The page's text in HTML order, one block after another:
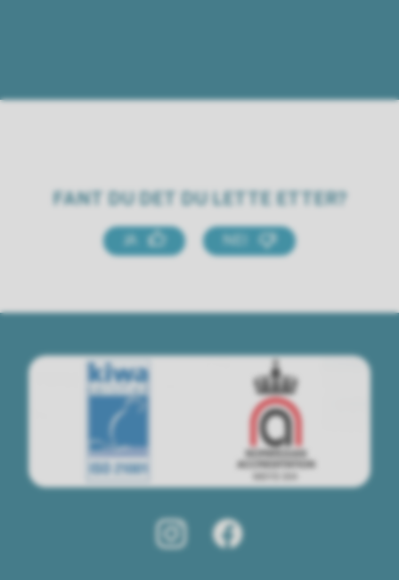
FANT DU DET DU LETTE ETTER?
JA NEI